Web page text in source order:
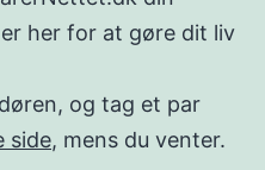
her for at gøre dit liv
og tag et par
side, mens du venter.